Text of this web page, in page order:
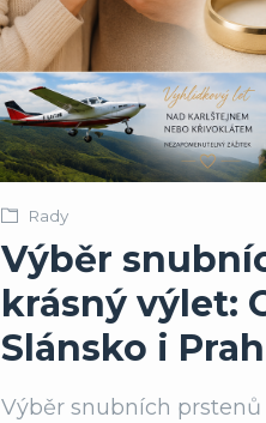
Výběr
krásný výlet:
Slánsko i
Rady
Výběr snubních